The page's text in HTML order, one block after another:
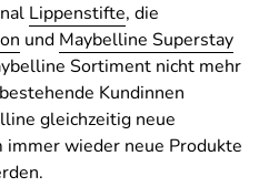
Lippenstifte, die
und Maybelline Superstay
Sortiment nicht mehr
Kundinnen
gleichzeitig neue
wieder neue Produkte